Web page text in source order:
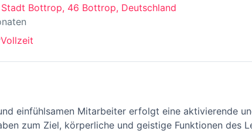
Bottrop, 46 Bottrop, Deutschland
:
Vollzeit
einfühlsamen Mitarbeiter erfolgt eine aktivierende
zum Ziel, körperliche und geistige Funktionen des